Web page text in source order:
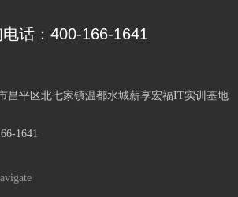
电话：400-166-1641
昌平区北七家镇温都水城薪享宏福IT实训基地
1641